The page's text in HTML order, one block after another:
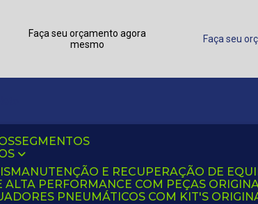
Faça seu orçamento agora
mesmo
Faça seu
SEGMENTOS
MANUTENÇÃO E RECUPERAÇÃO DE
ALTA PERFORMANCE COM PEÇAS
PNEUMÁTICOS COM KIT'S